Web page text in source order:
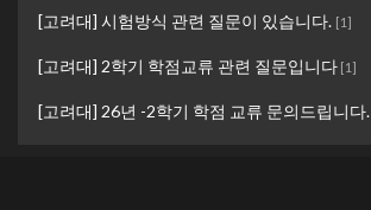
[고려대] 시험방식 관련 질문이 있습니다. [1]
[고려대] 2학기 학점교류 관련 질문입니다 [1]
[고려대] 26년 -2학기 학점 교류 문의드립니다.